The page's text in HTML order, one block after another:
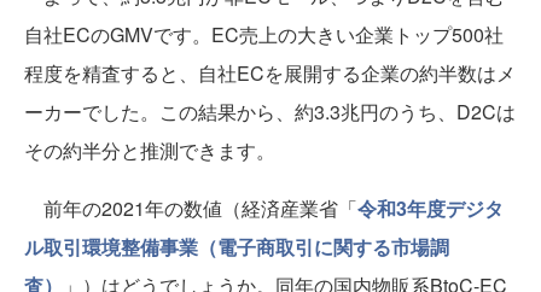
自社ECのGMVです。EC売上の大きい企業トップ500社
程度を精査すると、自社ECを展開する企業の約半数はメ
ーカーでした。この結果から、約3.3兆円のうち、D2Cは
その約半分と推測できます。
前年の2021年の数値（経済産業省「令和3年度デジタ
ル取引環境整備事業（電子商取引に関する市場調
査）
」）はどうでしょうか。同年の国内物販系BtoC-EC